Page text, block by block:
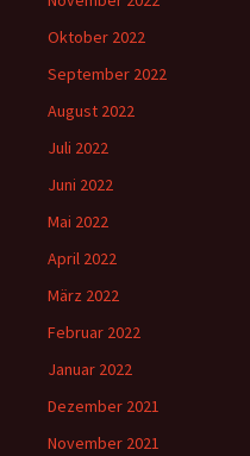
Oktober 2022
September 2022
August 2022
Juli 2022
Juni 2022
Mai 2022
April 2022
März 2022
Februar 2022
Januar 2022
Dezember 2021
November 2021